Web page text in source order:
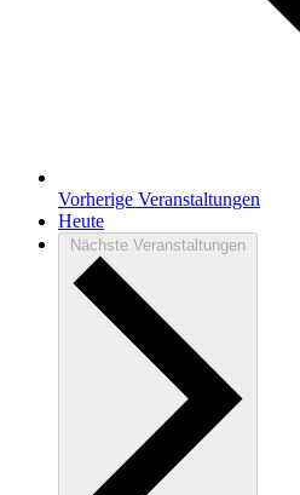
Vorherige Veranstaltungen
Heute
Nächste Veranstaltungen